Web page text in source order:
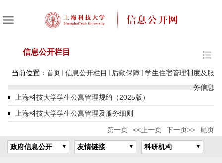
信息公开栏目
当前位置： 首页 信息公开栏目 后勤保障
学生住宿管理制度及服
务信息
上海科技大学学生公寓管理规约（2025版）
上海科技大学学生公寓管理及服务细则
第一页 <<上一页 下一页>> 尾页
政府信息公开 友情链接 科研机构